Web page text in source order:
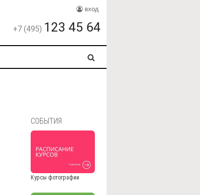
вход
+7 (495) 123 45 64
СОБЫТИЯ
Курсы фотографии